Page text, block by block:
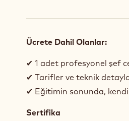
Ücrete Dahil Olanlar:
✔ 1 adet profesyonel şef
✔ Tarifler ve teknik
✔ Eğitimin sonunda, kendi
Sertifika